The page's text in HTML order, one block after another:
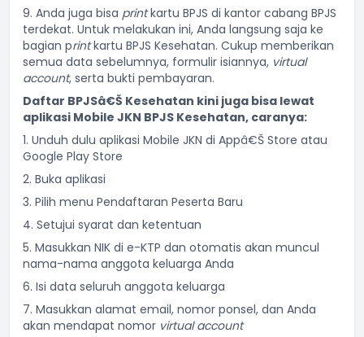
9. Anda juga bisa printkartu BPJS di kantor cabang BPJS
terdekat. Untuk melakukan ini, Anda langsung saja ke
bagian printkartu BPJS Kesehatan. Cukup memberikan
semua data sebelumnya, formulir isiannya, virtual
account, serta bukti pembayaran.
Daftar BPJSâ€Š Kesehatan kini juga bisa lewat
aplikasi Mobile JKN BPJS Kesehatan, caranya:
1. Unduh dulu aplikasi Mobile JKN di Appâ€Š Store atau
Google Play Store
2. Buka aplikasi
3. Pilih menu Pendaftaran Peserta Baru
4. Setujui syarat dan ketentuan
5. Masukkan NIK di e-KTP dan otomatis akan muncul
nama-nama anggota keluarga Anda
6. Isi data seluruh anggota keluarga
7. Masukkan alamat email, nomor ponsel, dan Anda
akan mendapat nomor virtual account